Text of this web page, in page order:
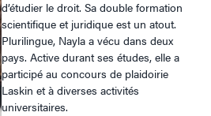
d’étudier le droit. Sa double formation
scientifique et juridique est un atout.
Plurilingue, Nayla a vécu dans deux
pays. Active durant ses études, elle a
participé au concours de plaidoirie
Laskin et à diverses activités
universitaires.